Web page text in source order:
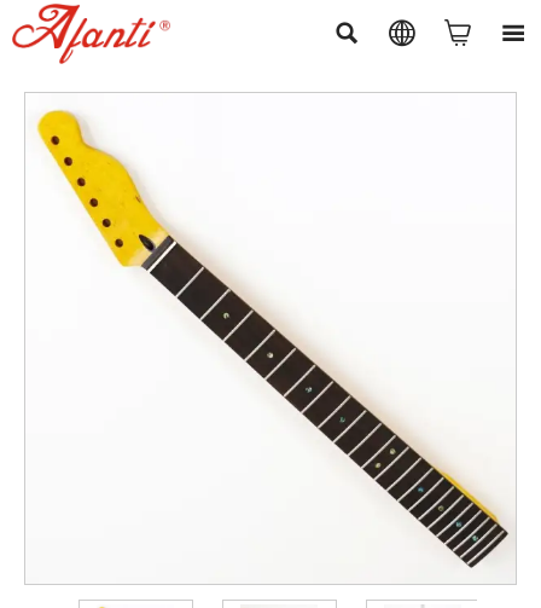
   